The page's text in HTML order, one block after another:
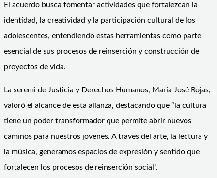
El acuerdo busca fomentar actividades que fortalezcan la
identidad, la creatividad y la participación cultural de los
adolescentes, entendiendo estas herramientas como parte
esencial de sus procesos de reinserción y construcción de
proyectos de vida.
La seremi de Justicia y Derechos Humanos, María José Rojas,
valoró el alcance de esta alianza, destacando que “la cultura
tiene un poder transformador que permite abrir nuevos
caminos para nuestros jóvenes. A través del arte, la lectura y
la música, generamos espacios de expresión y sentido que
fortalecen los procesos de reinserción social”.